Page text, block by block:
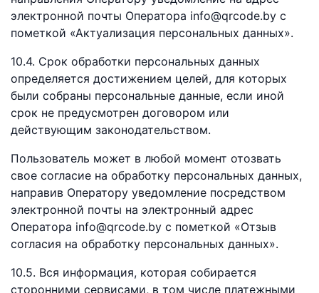
электронной почты Оператора info@qrcode.by с
пометкой «Актуализация персональных данных».
10.4. Срок обработки персональных данных
определяется достижением целей, для которых
были собраны персональные данные, если иной
срок не предусмотрен договором или
действующим законодательством.
Пользователь может в любой момент отозвать
свое согласие на обработку персональных данных,
направив Оператору уведомление посредством
электронной почты на электронный адрес
Оператора info@qrcode.by с пометкой «Отзыв
согласия на обработку персональных данных».
10.5. Вся информация, которая собирается
сторонними сервисами, в том числе платежными